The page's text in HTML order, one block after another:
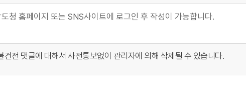
건전 댓글에 대해서 사전통보없이 관리자에 의해 삭제될 수 있습니다.